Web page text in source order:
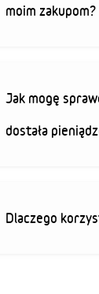
moim zakupom?
Jak mogę
dostała
Dlaczego